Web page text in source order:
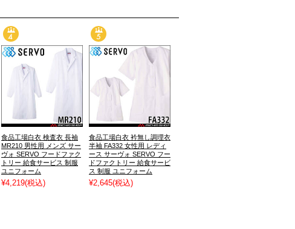
食品工場白衣 検査衣 長袖
MR210 男性用 メンズ サー
ヴォ SERVO フードファク
トリー 給食サービス 制服
ユニフォーム
¥4,219(税込)
食品工場白衣 衿無し調理衣
半袖 FA332 女性用 レディ
ース サーヴォ SERVO フー
ドファクトリー 給食サービ
ス 制服 ユニフォーム
¥2,645(税込)